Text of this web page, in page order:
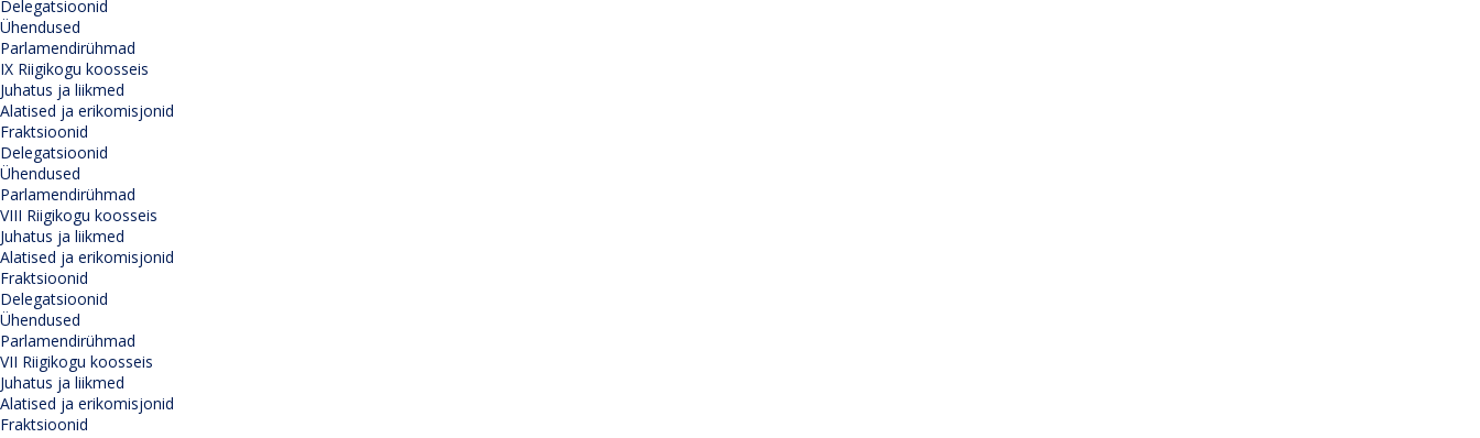
Delegatsioonid
Ühendused
Parlamendirühmad
IX Riigikogu koosseis
Juhatus ja liikmed
Alatised ja erikomisjonid
Fraktsioonid
Delegatsioonid
Ühendused
Parlamendirühmad
VIII Riigikogu koosseis
Juhatus ja liikmed
Alatised ja erikomisjonid
Fraktsioonid
Delegatsioonid
Ühendused
Parlamendirühmad
VII Riigikogu koosseis
Juhatus ja liikmed
Alatised ja erikomisjonid
Fraktsioonid